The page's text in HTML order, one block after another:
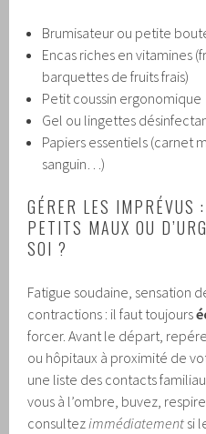
Brumisateur ou petite
Encas riches en vitamines
barquettes de fruits frais)
Petit coussin ergonomique
Gel ou lingettes
Papiers essentiels (carnet
sanguin…)
GÉRER LES IMPRÉVUS
PETITS MAUX OU
SOI ?
Fatigue soudaine, sensation
contractions : il faut toujours
forcer. Avant le départ,
ou hôpitaux à proximité de
une liste des contacts
vous à l’ombre, buvez,
consultezimmédiatement si